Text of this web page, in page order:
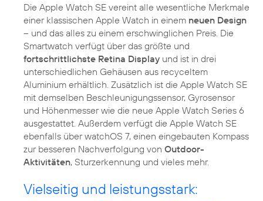
Die Apple Watch SE vereint alle wesentliche Merkmale
einer klassischen Apple Watch in einem neuen Design
– und das alles zu einem erschwinglichen Preis. Die
Smartwatch verfügt über das größte und
fortschrittlichste Retina Display und ist in drei
unterschiedlichen Gehäusen aus recyceltem
Aluminium erhältlich. Zusätzlich ist die Apple Watch SE
mit demselben Beschleunigungssensor, Gyrosensor
und Höhenmesser wie die neue Apple Watch Series 6
ausgestattet. Außerdem verfügt die Apple Watch SE
ebenfalls über watchOS 7, einen eingebauten Kompass
zur besseren Nachverfolgung von Outdoor-
Aktivitäten, Sturzerkennung und vieles mehr.
Vielseitig und leistungsstark: